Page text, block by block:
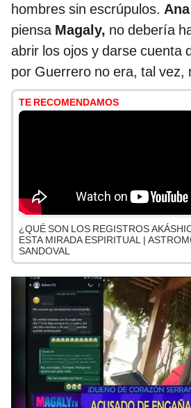
hombres sin escrúpulos.
piensa Magaly, no debería
abrir los ojos y darse cuenta
por Guerrero no era, tal vez,
TE RECOMENDAMOS
¿QUÉ SON LOS REGISTROS
ESTA MIRADA ESPIRITUAL |
SANDOVAL